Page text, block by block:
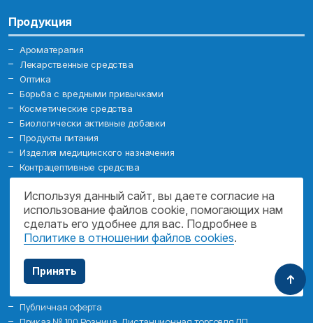
Продукция
Ароматерапия
Лекарственные средства
Оптика
Борьба с вредными привычками
Косметические средства
Биологически активные добавки
Продукты питания
Изделия медицинского назначения
Контрацептивные средства
Товары для мамы и малыша
Помощь
О компании Новости
Акции
Бронирование
Документы
Публичная оферта
Используя данный сайт, вы даете согласие на
использование файлов cookie, помогающих нам
сделать его удобнее для вас. Подробнее в
Политике в отношении файлов cookies.
Принять